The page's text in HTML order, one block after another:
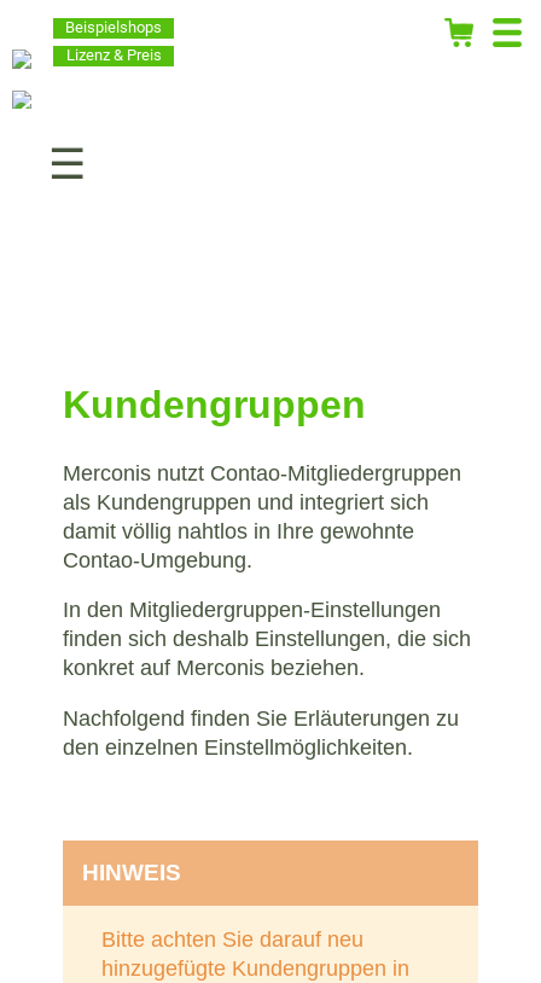
Beispielshops
Lizenz & Preis
Kundengruppen
Merconis nutzt Contao-Mitgliedergruppen
als Kundengruppen und integriert sich
damit völlig nahtlos in Ihre gewohnte
Contao-Umgebung.
In den Mitgliedergruppen-Einstellungen
finden sich deshalb Einstellungen, die sich
konkret auf Merconis beziehen.
Nachfolgend finden Sie Erläuterungen zu
den einzelnen Einstellmöglichkeiten.
HINWEIS
Bitte achten Sie darauf neu
hinzugefügte Kundengruppen in